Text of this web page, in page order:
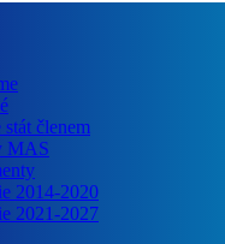
stát členem
MAS
2014-2020
2021-2027